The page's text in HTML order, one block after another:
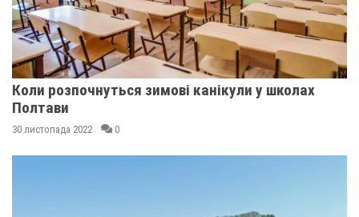
Коли розпочнуться зимові канікули у школах
Полтави
30 листопада 2022 0